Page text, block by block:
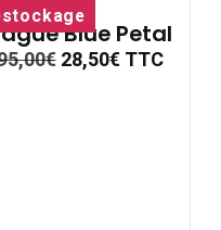
Blue Petal
28,50€TTC